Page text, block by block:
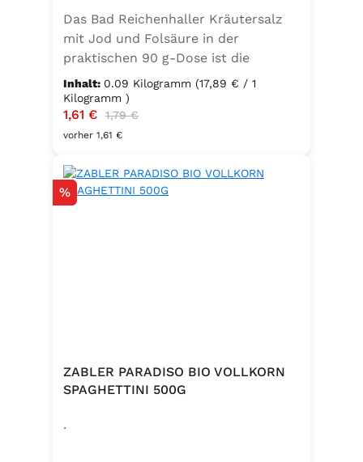
Das Bad Reichenhaller Kräutersalz
mit Jod und Folsäure in der
praktischen 90 g-Dose ist die
aromatische Würzmischung für eine
bewusste Ernährung. Fein
abgestimmte Gartenkräuter
verbinden sich mit hochwertigem
Küchenhelfer. Ideal zum Würzen von
Suppen, Salaten, Gemüse- und
Lorbeer, Rosmarin, Oregano,
Thymian), Trennmittel Calciumsalze
Kaliumjodat.
Inhalt: 0.09 Kilogramm (17,89 € / 1
Kilogramm )
Verkaufspreis:
1,61 € Regulärer Preis:
1,79 €
vorher 1,61 €
Rabatt
%
ZABLER PARADISO BIO VOLLKORN
SPAGHETTINI 500G
.